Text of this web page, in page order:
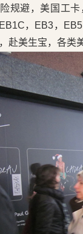
规避，美国工
，EB3，
赴美生宝，各类